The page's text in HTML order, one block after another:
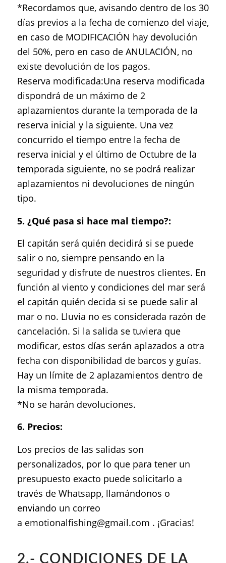
*Recordamos que, avisando dentro de los 30
días previos a la fecha de comienzo del viaje,
en caso de MODIFICACIÓN hay devolución
del 50%, pero en caso de ANULACIÓN, no
existe devolución de los pagos.
Reserva modificada:Una reserva modificada
dispondrá de un máximo de 2
aplazamientos durante la temporada de la
reserva inicial y la siguiente. Una vez
concurrido el tiempo entre la fecha de
reserva inicial y el último de Octubre de la
temporada siguiente, no se podrá realizar
aplazamientos ni devoluciones de ningún
tipo.
5. ¿Qué pasa si hace mal tiempo?:
El capitán será quién decidirá si se puede
salir o no, siempre pensando en la
seguridad y disfrute de nuestros clientes. En
función al viento y condiciones del mar será
el capitán quién decida si se puede salir al
mar o no. Lluvia no es considerada razón de
cancelación. Si la salida se tuviera que
modificar, estos días serán aplazados a otra
fecha con disponibilidad de barcos y guías.
Hay un límite de 2 aplazamientos dentro de
la misma temporada.
*No se harán devoluciones.
6. Precios:
Los precios de las salidas son
personalizados, por lo que para tener un
presupuesto exacto puede solicitarlo a
través de Whatsapp, llamándonos o
enviando un correo
a emotionalfishing@gmail.com . ¡Gracias!
2.- CONDICIONES DE LA